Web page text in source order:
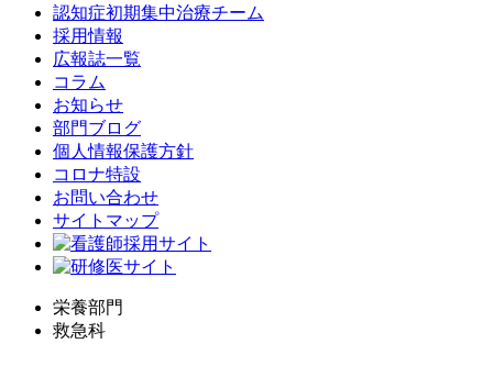
認知症初期集中治療チーム
採用情報
広報誌一覧
コラム
お知らせ
部門ブログ
個人情報保護方針
コロナ特設
お問い合わせ
サイトマップ
栄養部門
救急科